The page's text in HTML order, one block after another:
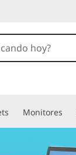
Monitores